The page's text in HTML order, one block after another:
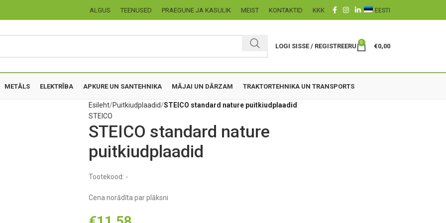
ALGUS TEENUSED PRAEGUNE JA KASULIK MEIST KONTAKTID KKK EESTI
LOGI SISSE / REGISTREERU
0
€0,00
METĀLS ELEKTRĪBA APKURE UN SANTEHNIKA MĀJAI UN DĀRZAM TRAKTORTEHNIKA UN TRANSPORTS
Esileht Puitkiudplaadid STEICO standard nature puitkiudplaadid
STEICO
STEICO standard nature
puitkiudplaadid
Tootekood: -
Cena norādīta par plāksni